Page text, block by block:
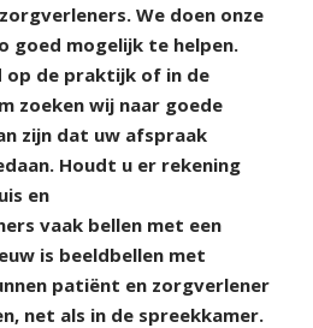
We doen onze
goed mogelijk te helpen.
op de praktijk of in de
zoeken wij naar goede
zijn dat uw afspraak
Houdt u er rekening
en
vaak bellen met een
is beeldbellen met
patiënt en zorgverlener
net als in de spreekkamer.